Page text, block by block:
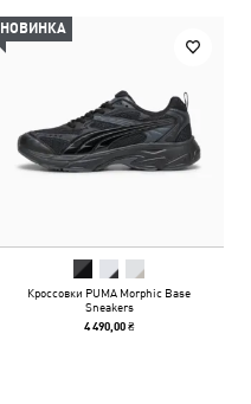
НОВИНКА
Кроссовки PUMA Morphic Base
Sneakers
4 490,00 ₴